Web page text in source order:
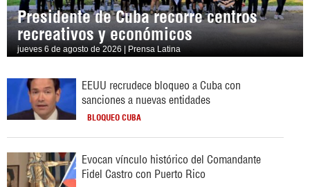
Presidente de Cuba recorre centros
recreativos y económicos
jueves 6 de agosto de 2026 | Prensa Latina
EEUU recrudece bloqueo a Cuba con
sanciones a nuevas entidades
BLOQUEO CUBA
Evocan vínculo histórico del Comandante
Fidel Castro con Puerto Rico